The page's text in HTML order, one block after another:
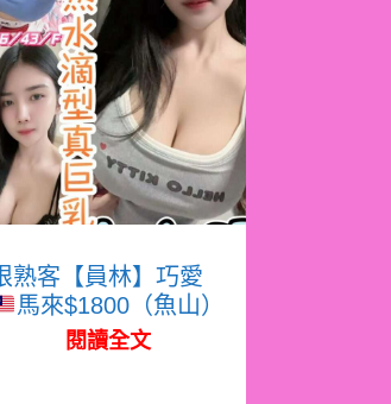
熟客【員林】巧愛
馬來$1800（魚山）
閱讀全文